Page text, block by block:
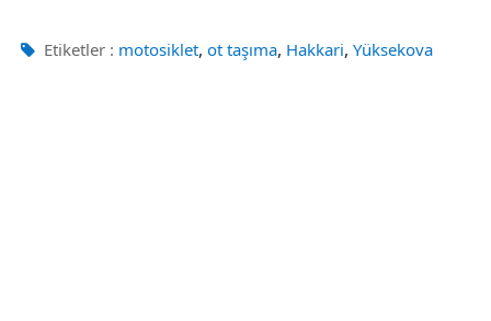
Etiketler : motosiklet, ot taşıma, Hakkari, Yüksekova